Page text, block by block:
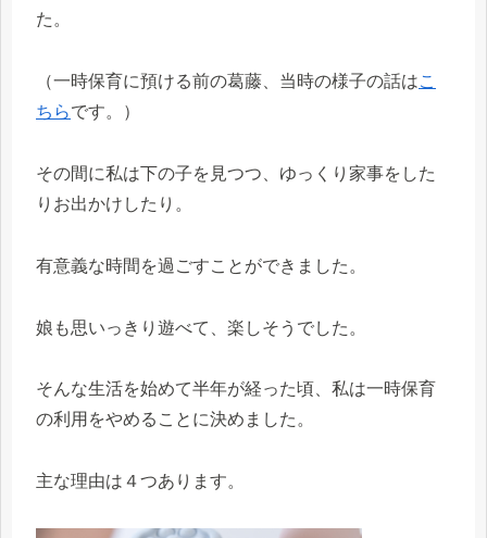
た。
（一時保育に預ける前の葛藤、当時の様子の話はこ
ちらです。）
その間に私は下の子を見つつ、ゆっくり家事をした
りお出かけしたり。
有意義な時間を過ごすことができました。
娘も思いっきり遊べて、楽しそうでした。
そんな生活を始めて半年が経った頃、私は一時保育
の利用をやめることに決めました。
主な理由は４つあります。